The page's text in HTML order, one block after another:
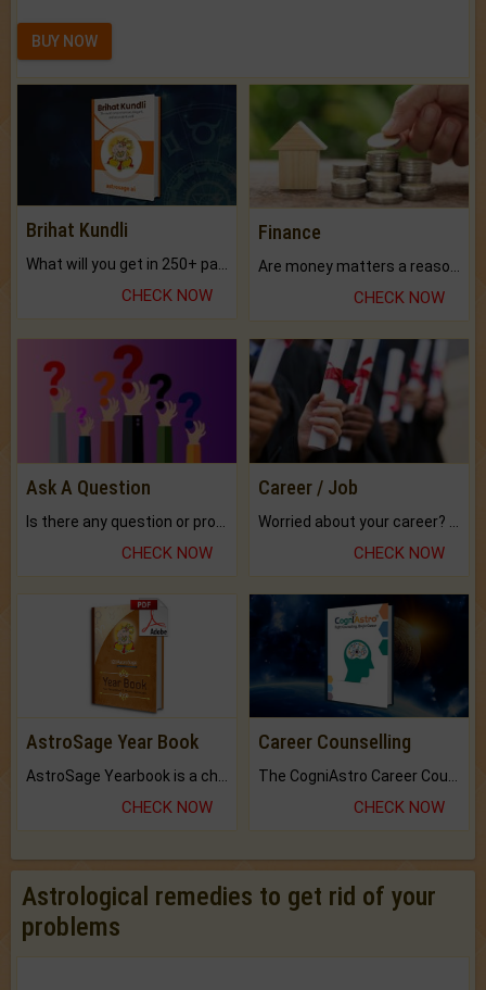
BUY NOW
Brihat Kundli
CHECK NOW
Finance
CHECK NOW
Ask A Question
CHECK NOW
Career / Job
CHECK NOW
AstroSage Year Book
AstroSage Yearbook is a channel to fulfill your dreams and destiny.
CHECK NOW
Career Counselling
The CogniAstro Career Counselling Report is the most comprehensive report available on this topic.
CHECK NOW
Astrological remedies to get rid of your
problems